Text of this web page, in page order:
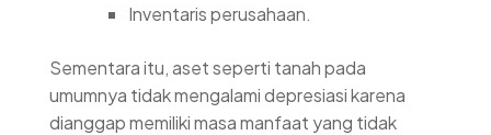
Inventaris perusahaan.
Sementara itu, aset seperti tanah pada
umumnya tidak mengalami depresiasi karena
dianggap memiliki masa manfaat yang tidak